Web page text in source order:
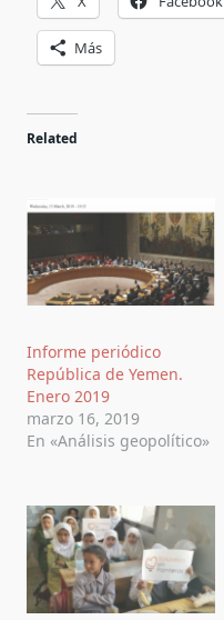
Más
Related
Informe periódico
República de Yemen.
Enero 2019
marzo 16, 2019
En «Análisis geopolítico»